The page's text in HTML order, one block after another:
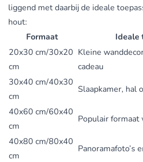
liggend met daarbij de ideale
hout:
Formaat
Ideale
20x30 cm/30x20
cm
Kleine
cadeau
30x40 cm/40x30
cm
Slaapkamer, hal
40x60 cm/60x40
cm
Populair formaat
40x80 cm/80x40
cm
Panoramafoto’s